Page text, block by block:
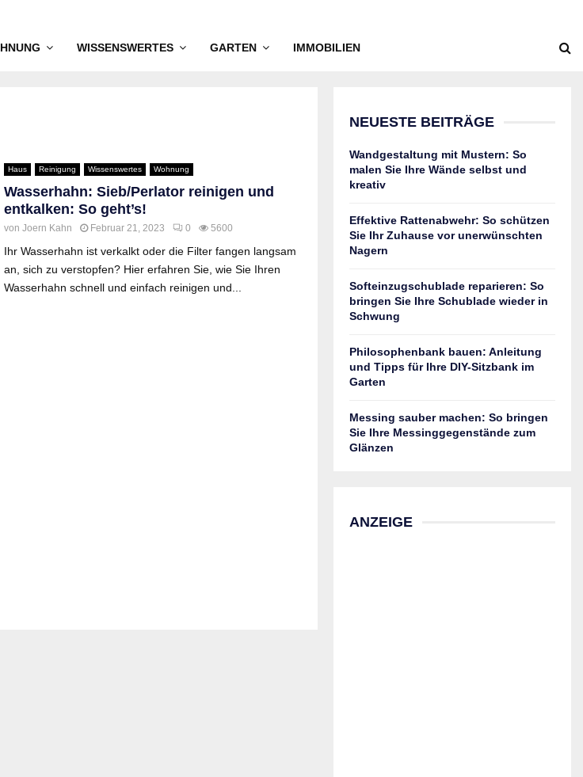
WISSENSWERTES GARTEN IMMOBILIEN
Haus Reinigung Wissenswertes Wohnung
Wasserhahn: Sieb/Perlator reinigen und
entkalken: So geht’s!
von Joern Kahn Februar 21, 2023 0 5600
Ihr Wasserhahn ist verkalkt oder die Filter fangen langsam
an, sich zu verstopfen? Hier erfahren Sie, wie Sie Ihren
Wasserhahn schnell und einfach reinigen und...
NEUESTE BEITRÄGE
Wandgestaltung mit Mustern: So
malen Sie Ihre Wände selbst und
kreativ
Effektive Rattenabwehr: So schützen
Sie Ihr Zuhause vor unerwünschten
Nagern
Softeinzugschublade reparieren: So
bringen Sie Ihre Schublade wieder in
Schwung
Philosophenbank bauen: Anleitung
und Tipps für Ihre DIY-Sitzbank im
Garten
Messing sauber machen: So bringen
Sie Ihre Messinggegenstände zum
Glänzen
ANZEIGE